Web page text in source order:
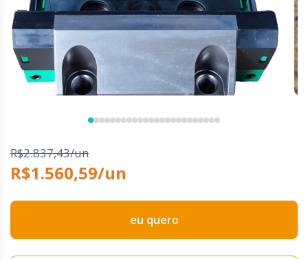
R$2.837,43/un
R$1.560,59/un
eu quero